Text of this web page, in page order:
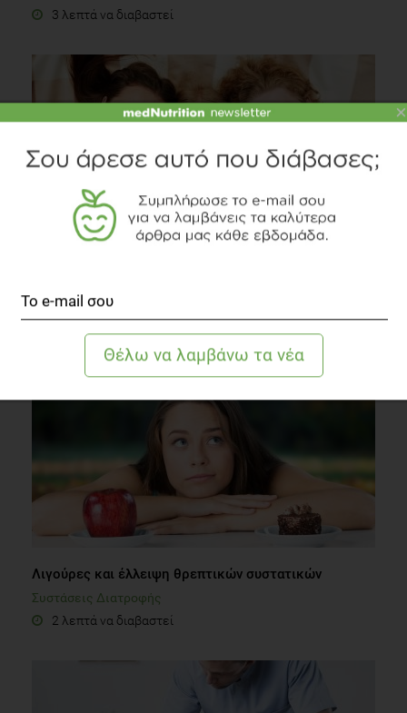
3 λεπτά να διαβαστεί
VIDEO
Συστάσεις Διατροφής
Λιγούρες και έλλειψη θρεπτικών συστατικών
Συστάσεις Διατροφής
2 λεπτά να διαβαστεί
×